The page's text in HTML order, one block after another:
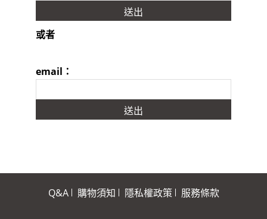
或者
email：
Q&A 購物須知 隱私權政策 服務條款